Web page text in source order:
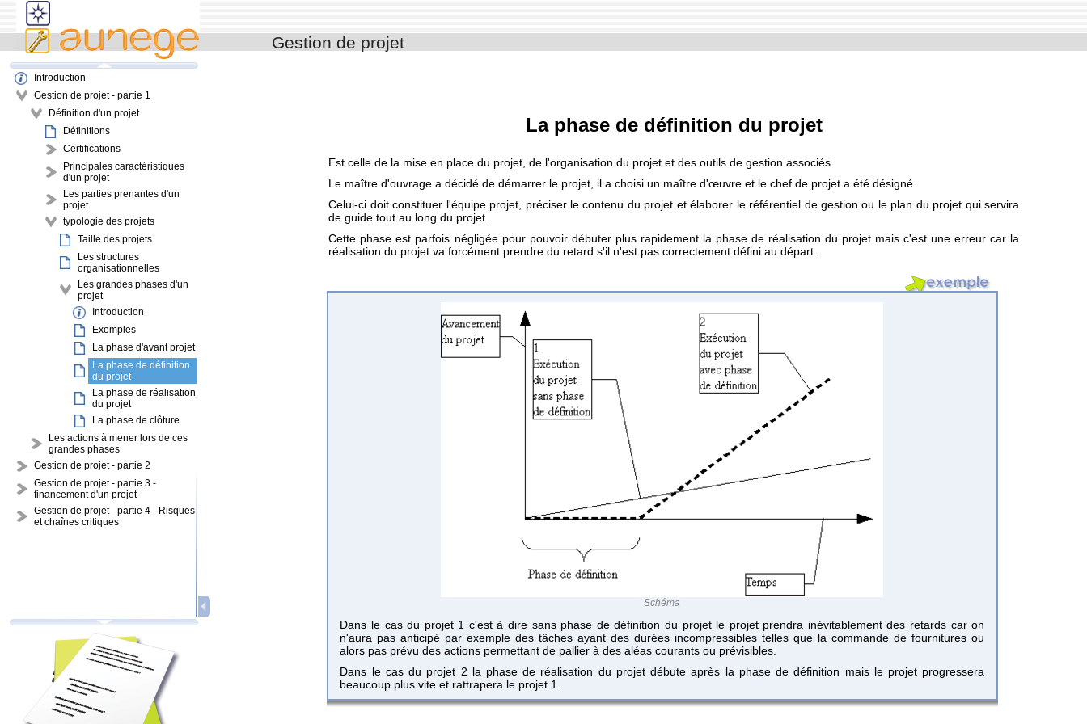
Gestion de projet
Introduction
Gestion de projet - partie 1
Définition d'un projet
Définitions
Certifications
Principales caractéristiques
d'un projet
Les parties prenantes d'un
projet
typologie des projets
Taille des projets
Les structures
organisationnelles
Les grandes phases d'un
projet
Introduction
Exemples
La phase d'avant projet
La phase de définition
du projet
La phase de réalisation
du projet
La phase de clôture
Les actions à mener lors de ces
grandes phases
Gestion de projet - partie 2
Gestion de projet - partie 3 -
financement d'un projet
Gestion de projet - partie 4 - Risques
et chaînes critiques
La phase de définition du projet
Est celle de la mise en place du projet, de l'organisation du projet et des outils de gestion associés.
Le maître d'ouvrage a décidé de démarrer le projet, il a choisi un maître d'œuvre et le chef de projet a été désigné.
Celui-ci doit constituer l'équipe projet, préciser le contenu du projet et élaborer le référentiel de gestion ou le plan du projet qui servira
de guide tout au long du projet.
Cette phase est parfois négligée pour pouvoir débuter plus rapidement la phase de réalisation du projet mais c'est une erreur car la
réalisation du projet va forcément prendre du retard s'il n'est pas correctement défini au départ.
Schéma
Dans le cas du projet 1 c'est à dire sans phase de définition du projet le projet prendra inévitablement des retards car on
n'aura pas anticipé par exemple des tâches ayant des durées incompressibles telles que la commande de fournitures ou
alors pas prévu des actions permettant de pallier à des aléas courants ou prévisibles.
Dans le cas du projet 2 la phase de réalisation du projet débute après la phase de définition mais le projet progressera
beaucoup plus vite et rattrapera le projet 1.